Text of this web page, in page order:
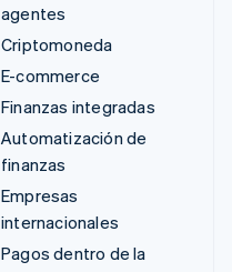
agentes
Criptomoneda
E-commerce
Finanzas integradas
Automatización de
finanzas
Empresas
internacionales
Pagos dentro de la